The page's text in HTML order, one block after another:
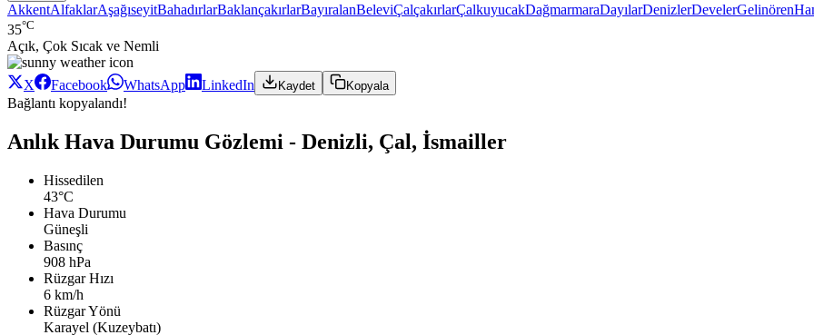
AkkentAlfaklarAşağıseyitBahadırlarBaklançakırlarBayıralanBeleviÇalçakırlarÇalkuyucakDağmarmaraDayılarDenizlerDevelerGelinören
35°C
Açık, Çok Sıcak ve Nemli
X Facebook WhatsApp LinkedIn Kaydet Kopyala
Bağlantı kopyalandı!
Anlık Hava Durumu Gözlemi - Denizli, Çal, İsmailler
Hissedilen
43°C
Hava Durumu
Güneşli
Basınç
908 hPa
Rüzgar Hızı
6 km/h
Rüzgar Yönü
Karayel (Kuzeybatı)